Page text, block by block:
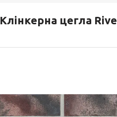
Клінкерна цегла